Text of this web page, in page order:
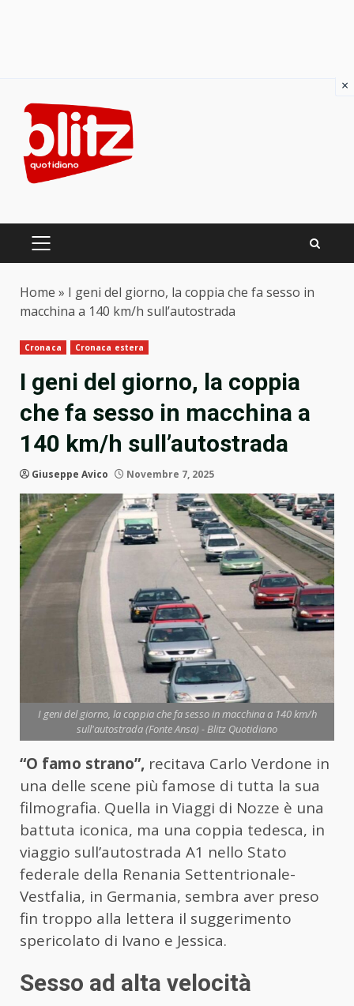
content
PRIMARY
Home » I geni del giorno, la coppia che fa sesso in
macchina a 140 km/h sull’autostrada
Cronaca Cronaca estera
I geni del giorno, la coppia
che fa sesso in macchina a
140 km/h sull’autostrada
Giuseppe Avico Novembre 7, 2025
I geni del giorno, la coppia che fa sesso in macchina a 140 km/h
sull'autostrada (Fonte Ansa) - Blitz Quotidiano
“O famo strano”, recitava Carlo Verdone in
una delle scene più famose di tutta la sua
filmografia. Quella in Viaggi di Nozze è una
battuta iconica, ma una coppia tedesca, in
viaggio sull’autostrada A1 nello Stato
federale della Renania Settentrionale-
Vestfalia, in Germania, sembra aver preso
fin troppo alla lettera il suggerimento
spericolato di Ivano e Jessica.
Sesso ad alta velocità
×